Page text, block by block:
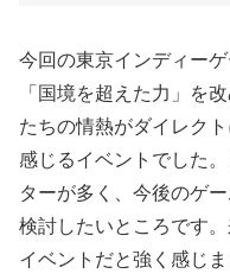
今回の東京インディー
「国境を超えた力」を
たちの情熱がダイレク
感じるイベントでした
ターが多く、今後のゲ
検討したいところです
イベントだと強く感じま